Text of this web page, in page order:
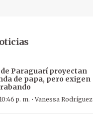
Paraguarí proyectan
de papa, pero exigen
p. m. ·Vanessa Rodríguez